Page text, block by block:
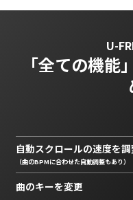
U-
「全ての機能
自動スクロールの速度を調
（曲のBPMに合わせた自動調整もあり）
曲のキーを変更